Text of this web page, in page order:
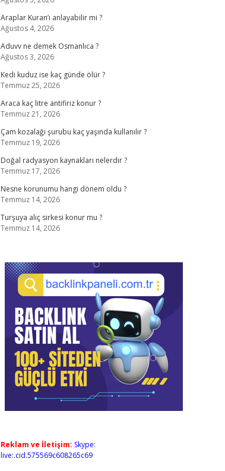
Araplar Kuran’ı anlayabilir mi ?
Ağustos 4, 2026
Aduvv ne demek Osmanlıca ?
Ağustos 3, 2026
Kedi kuduz ise kaç günde ölür ?
Temmuz 25, 2026
Araca kaç litre antifiriz konur ?
Temmuz 21, 2026
Çam kozalağı şurubu kaç yaşında kullanılır ?
Temmuz 19, 2026
Doğal radyasyon kaynakları nelerdir ?
Temmuz 17, 2026
Nesne korunumu hangi dönem oldu ?
Temmuz 14, 2026
Turşuya alıç sirkesi konur mu ?
Temmuz 14, 2026
Reklam ve İletişim: Skype:
live:.cid.575569c608265c69